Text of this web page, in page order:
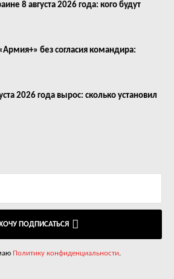
8 августа 2026 года: кого будут
без согласия командира:
2026 года вырос: сколько установил
ПОДПИСАТЬСЯ
Политику конфиденциальности.